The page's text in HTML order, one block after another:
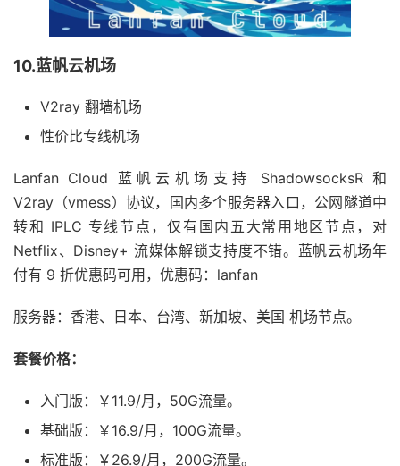
10.蓝帆云机场
V2ray 翻墙机场
性价比专线机场
Lanfan Cloud 蓝帆云机场支持 ShadowsocksR 和
V2ray（vmess）协议，国内多个服务器入口，公网隧道中
转和 IPLC 专线节点，仅有国内五大常用地区节点，对
Netflix、Disney+ 流媒体解锁支持度不错。蓝帆云机场年
付有 9 折优惠码可用，优惠码：lanfan
服务器：香港、日本、台湾、新加坡、美国 机场节点。
套餐价格：
入门版：￥11.9/月，50G流量。
基础版：￥16.9/月，100G流量。
标准版：￥26.9/月，200G流量。